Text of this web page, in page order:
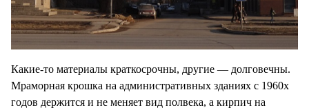
Какие-то материалы краткосрочны, другие — долговечны.
Мраморная крошка на административных зданиях с 1960х
годов держится и не меняет вид полвека, а кирпич на